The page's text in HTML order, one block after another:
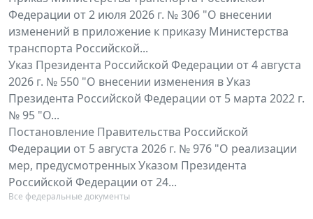
Федерации от 2 июля 2026 г. № 306 "О внесении
изменений в приложение к приказу Министерства
транспорта Российской...
Указ Президента Российской Федерации от 4 августа
2026 г. № 550 "О внесении изменения в Указ
Президента Российской Федерации от 5 марта 2022 г.
№ 95 "О...
Постановление Правительства Российской
Федерации от 5 августа 2026 г. № 976 "О реализации
мер, предусмотренных Указом Президента
Российской Федерации от 24...
Все федеральные документы